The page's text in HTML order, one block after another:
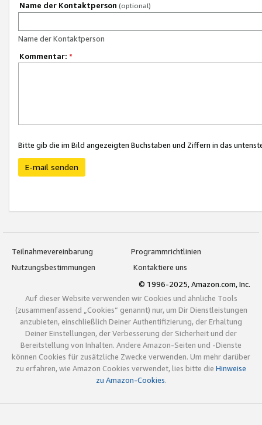
Name der Kontaktperson (optional)
Name der Kontaktperson
Kommentar: *
Bitte gib die im Bild angezeigten Buchstaben und Ziffern in das
E-mail senden
Teilnahmevereinbarung
Programmrichtlinien
Nutzungsbestimmungen
Kontaktiere uns
© 1996-2025, Amazon.com, Inc.
Auf dieser Website verwenden wir Cookies und ähnliche Tools
(zusammenfassend „Cookies“ genannt) nur, um Dir Dienstleistungen
anzubieten, einschließlich Deiner Authentifizierung, der Erhaltung
Deiner Einstellungen, der Verbesserung der Sicherheit und der
Bereitstellung von Inhalten. Andere Amazon-Seiten und -Dienste
können Cookies für zusätzliche Zwecke verwenden. Um mehr darüber
zu erfahren, wie Amazon Cookies verwendet, lies bitte die Hinweise
zu Amazon-Cookies.